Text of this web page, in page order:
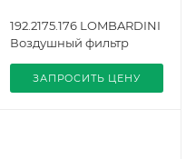
192.2175.176 LOMBARDINI
Воздушный фильтр
ЗАПРОСИТЬ ЦЕНУ